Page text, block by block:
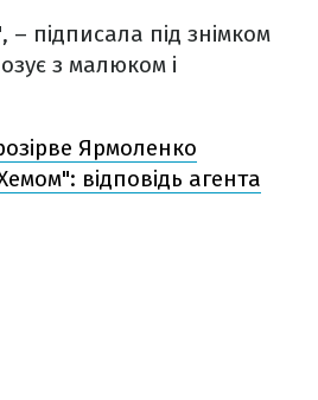
підписала під знімком
з малюком і
Ярмоленко
відповідь агента